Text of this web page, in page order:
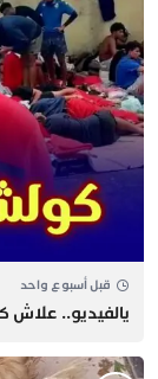
قبل أسبوع واحد
يالفيديو..